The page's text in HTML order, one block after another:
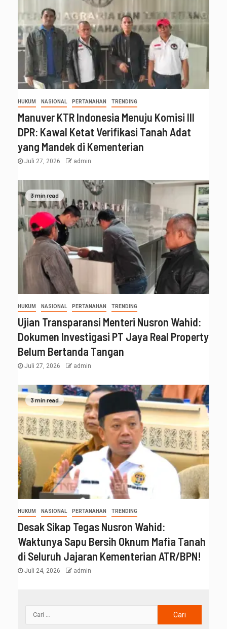
HUKUM NASIONAL PERTANAHAN TRENDING
Manuver KTR Indonesia Menuju Komisi III
DPR: Kawal Ketat Verifikasi Tanah Adat
yang Mandek di Kementerian
Juli 27, 2026 admin
3 min read
HUKUM NASIONAL PERTANAHAN TRENDING
Ujian Transparansi Menteri Nusron Wahid:
Dokumen Investigasi PT Jaya Real Property
Belum Bertanda Tangan
Juli 27, 2026 admin
3 min read
HUKUM NASIONAL PERTANAHAN TRENDING
Desak Sikap Tegas Nusron Wahid:
Waktunya Sapu Bersih Oknum Mafia Tanah
di Seluruh Jajaran Kementerian ATR/BPN!
Juli 24, 2026 admin